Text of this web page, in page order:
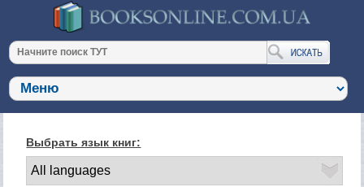
Выбрать язык книг: